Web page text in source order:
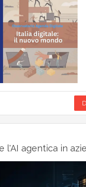
l'AI agentica in